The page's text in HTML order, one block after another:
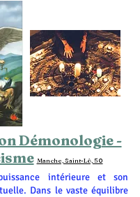
Démonologie -
Manche, Saint-Lô, 50
intérieure et son
Dans le vaste équilibre